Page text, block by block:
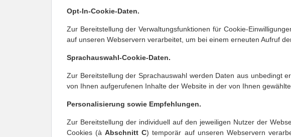
Opt-In-Cookie-Daten.
Zur Bereitstellung der Verwaltungsfunktionen für Cookie-
auf unseren Webservern verarbeitet, um bei einem erneuten Aufruf
Sprachauswahl-Cookie-Daten.
Zur Bereitstellung der Sprachauswahl werden Daten aus unbedingt
von Ihnen aufgerufenen Inhalte der Website in der von Ihnen
Personalisierung sowie Empfehlungen.
Zur Bereitstellung der individuell auf den jeweiligen Nutzer der
Cookies (à Abschnitt C) temporär auf unseren Webservern